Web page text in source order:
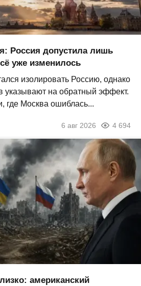
Россия допустила лишь
уже изменилось
изолировать Россию, однако
указывают на обратный эффект.
где Москва ошиблась...
6 авг 2026 4 694
американский